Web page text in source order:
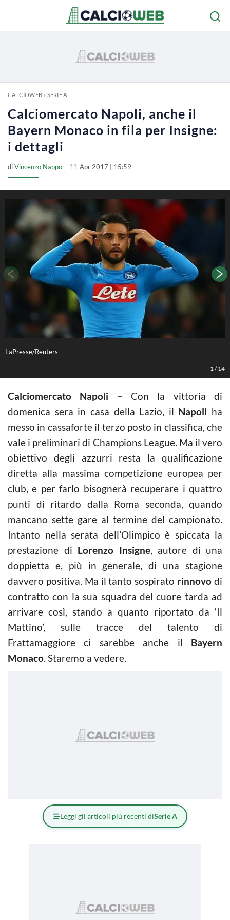
CALCIOWEB» SERIE A
Calciomercato Napoli, anche il
Bayern Monaco in fila per Insigne:
i dettagli
diVincenzo Nappo 11 Apr 2017 | 15:59
LaPresse/Reuters
1 /14
Calciomercato Napoli – Con la vittoria di
domenica sera in casa della Lazio, il Napoli ha
messo in cassaforte il terzo posto in classifica, che
vale i preliminari di Champions League. Ma il vero
obiettivo degli azzurri resta la qualificazione
diretta alla massima competizione europea per
club, e per farlo bisognerà recuperare i quattro
punti di ritardo dalla Roma seconda, quando
mancano sette gare al termine del campionato.
Intanto nella serata dell’Olimpico è spiccata la
prestazione di Lorenzo Insigne, autore di una
doppietta e, più in generale, di una stagione
davvero positiva. Ma il tanto sospirato rinnovo di
contratto con la sua squadra del cuore tarda ad
arrivare così, stando a quanto riportato da ‘Il
Mattino’, sulle tracce del talento di
Frattamaggiore ci sarebbe anche il Bayern
Monaco. Staremo a vedere.
Leggi gli articoli più recenti diSerie A